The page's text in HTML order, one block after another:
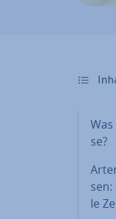
se?
le